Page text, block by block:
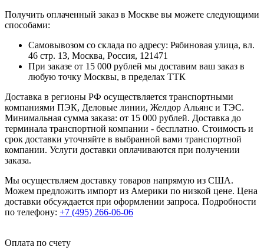
Получить оплаченный заказ в Москве вы можете следующими
способами:
Самовывозом со склада по адресу: Рябиновая улица, вл.
46 стр. 13, Москва, Россия, 121471
При заказе от 15 000 рублей мы доставим ваш заказ в
любую точку Москвы, в пределах ТТК
Доставка в регионы РФ осуществляется транспортными
компаниями ПЭК, Деловые линии, Желдор Альянс и ТЭС.
Минимальная сумма заказа: от 15 000 рублей. Доставка до
терминала транспортной компании - бесплатно. Стоимость и
срок доставки уточняйте в выбранной вами транспортной
компании. Услуги доставки оплачиваются при получении
заказа.
Мы осуществляем доставку товаров напрямую из США.
Можем предложить импорт из Америки по низкой цене. Цена
доставки обсуждается при оформлении запроса. Подробности
по телефону: +7 (495) 266-06-06
Оплата по счету